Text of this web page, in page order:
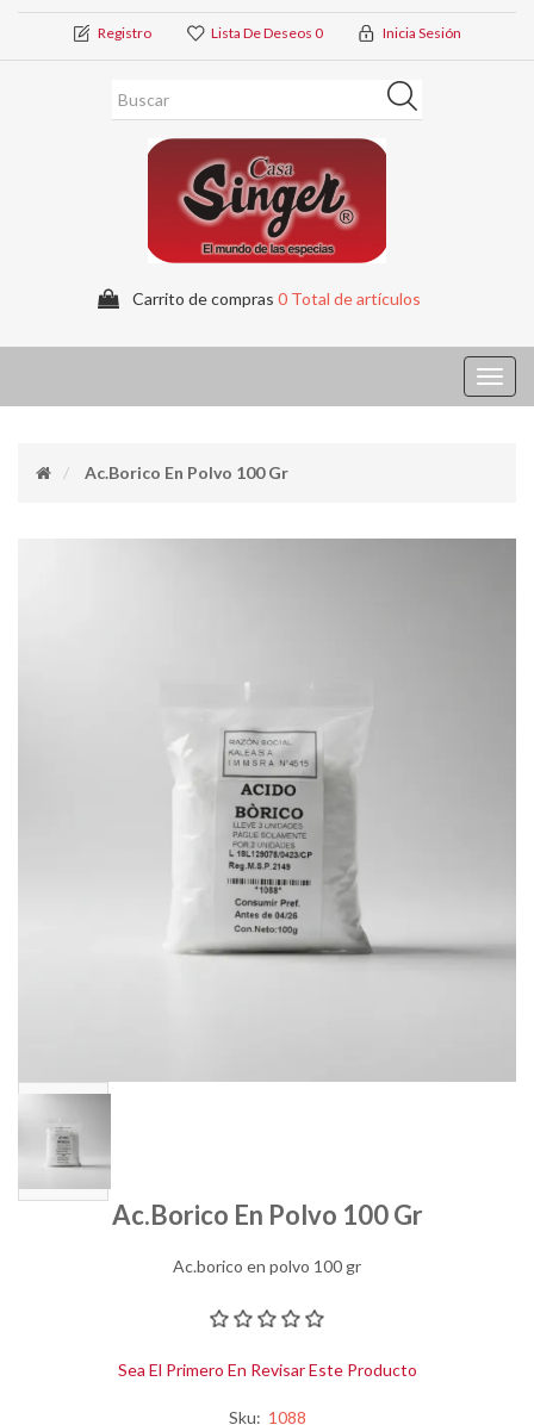
Registro Lista De Deseos 0 Inicia Sesión
Carrito de compras 0 Total de artículos
Ac.borico En Polvo 100 Gr
Ac.borico En Polvo 100 Gr
Ac.borico en polvo 100 gr
Sea El Primero En Revisar Este Producto
Sku: 1088